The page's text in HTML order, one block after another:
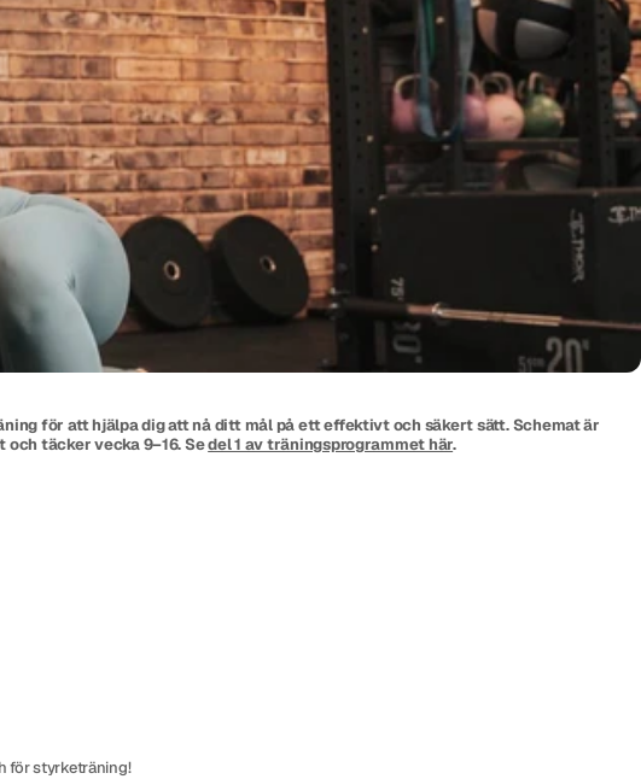
för att hjälpa dig att nå ditt mål på ett effektivt och säkert sätt. Schemat är
och täcker vecka 9–16. Sedel 1 av träningsprogrammet här.
för styrketräning!